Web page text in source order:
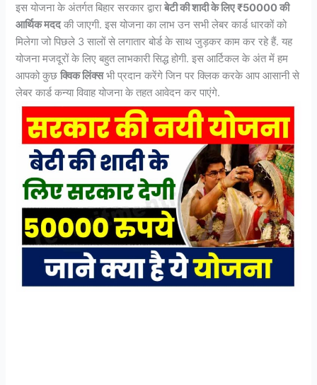
इस योजना के अंतर्गत बिहार सरकार द्वाराबेटी की शादी के लिए ₹50000 की
आर्थिक मददकी जाएगी. इस योजना का लाभ उन सभी लेबर कार्ड धारकों को
मिलेगा जो पिछले 3 सालों से लगातार बोर्ड के साथ जुड़कर काम कर रहे हैं. यह
योजना मजदूरों के लिए बहुत लाभकारी सिद्ध होगी. इस आर्टिकल के अंत में हम
आपको कुछक्विक लिंक्सभी प्रदान करेंगे जिन पर क्लिक करके आप आसानी से
लेबर कार्ड कन्या विवाह योजना के तहत आवेदन कर पाएंगे.